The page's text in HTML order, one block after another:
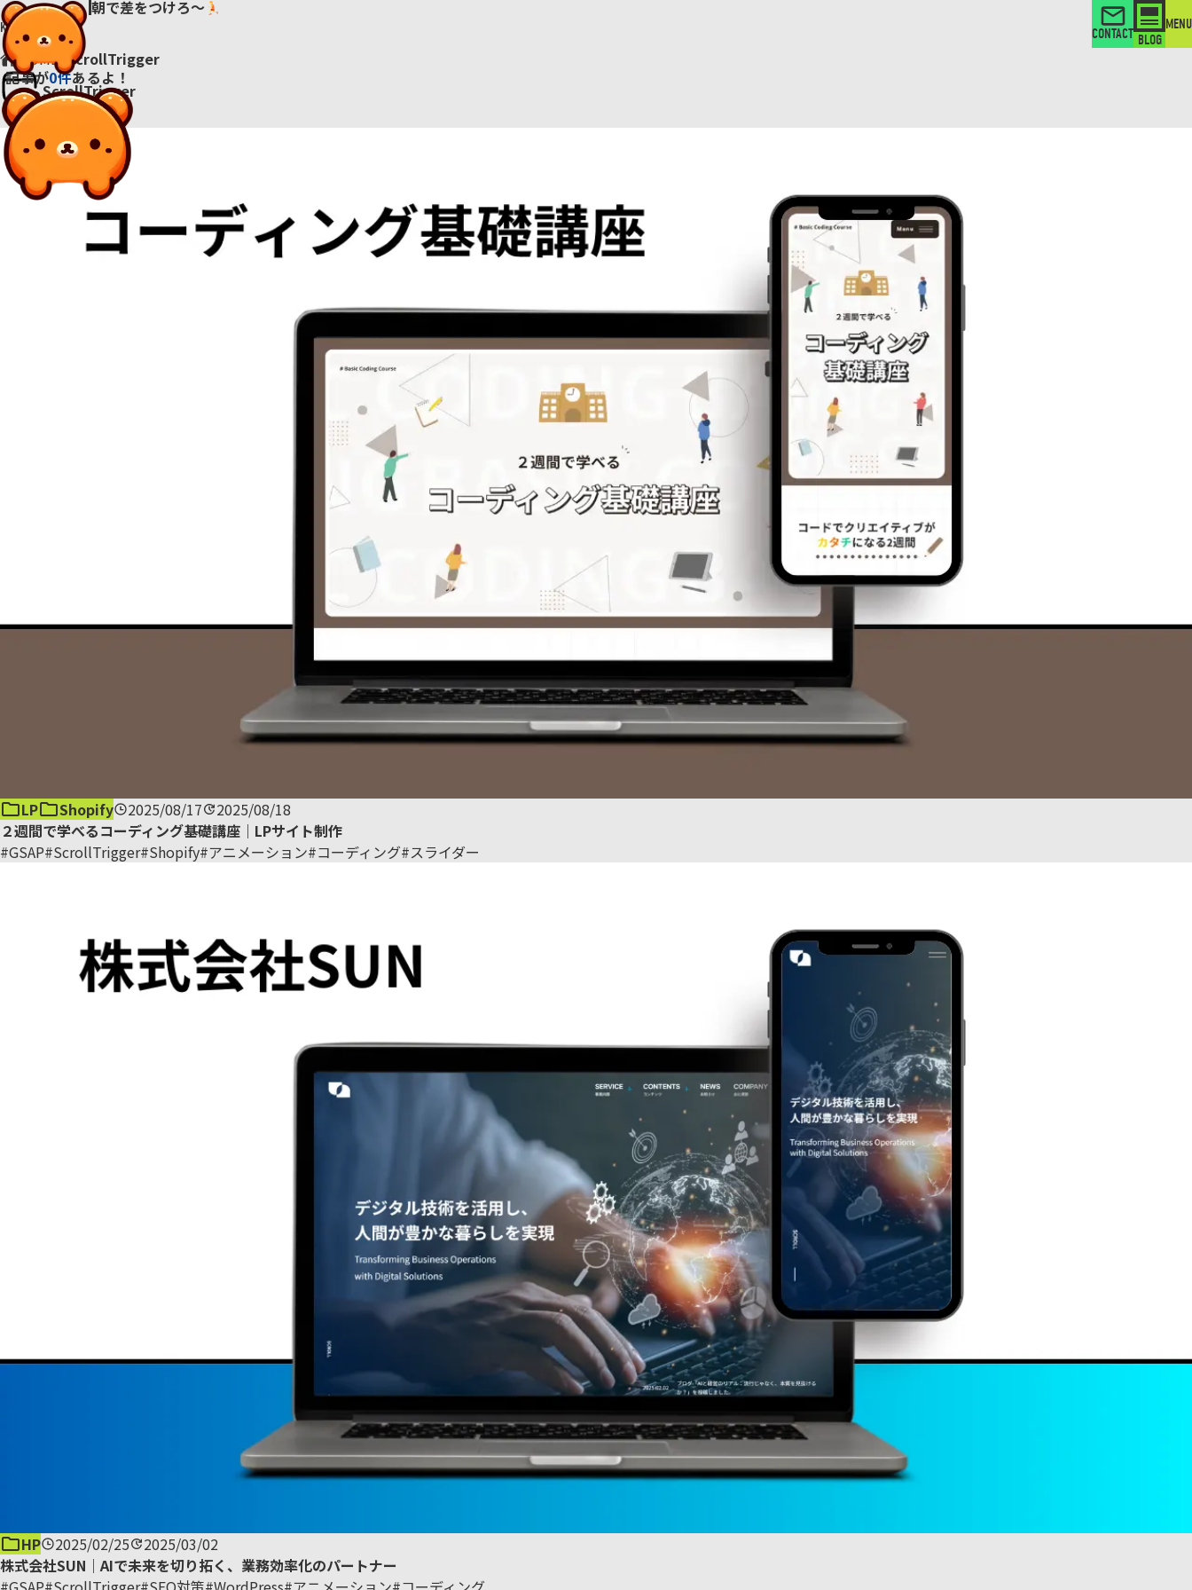
Konkai’s Portfolio
朝で差をつけろ～
CONTACT BLOG
MENU
HOME ScrollTrigger
ScrollTrigger
ポートフォリオ
記事が 件あるよ！
LP Shopify 2025/08/17
2025/08/18
２週間で学べるコーディング基礎講座｜LPサイト制作
#GSAP#ScrollTrigger#Shopify#アニメーション#コーディング#スライダー
HP 2025/02/25
2025/03/02
株式会社SUN｜AIで未来を切り拓く、業務効率化のパートナー